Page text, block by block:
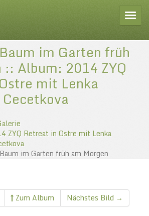
im Garten früh
:: Album: 2014 ZYQ
mit Lenka
ZYQ Retreat in Ostre mit Lenka
im Garten früh am Morgen
Zum Album Nächstes Bild →